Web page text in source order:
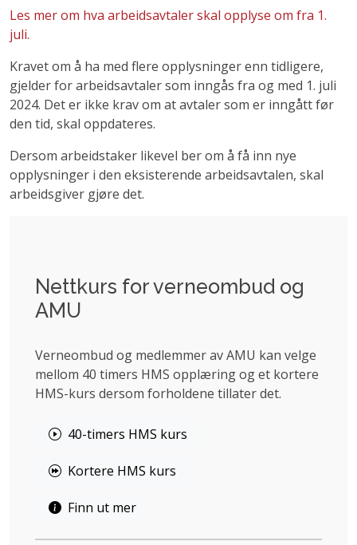
Les mer om hva arbeidsavtaler skal opplyse om fra 1.
juli.
Kravet om å ha med flere opplysninger enn tidligere,
gjelder for arbeidsavtaler som inngås fra og med 1. juli
2024. Det er ikke krav om at avtaler som er inngått før
den tid, skal oppdateres.
Dersom arbeidstaker likevel ber om å få inn nye
opplysninger i den eksisterende arbeidsavtalen, skal
arbeidsgiver gjøre det.
Nettkurs for verneombud og
AMU
Verneombud og medlemmer av AMU kan velge
mellom 40 timers HMS opplæring og et kortere
HMS-kurs dersom forholdene tillater det.
40-timers HMS kurs
Kortere HMS kurs
Finn ut mer